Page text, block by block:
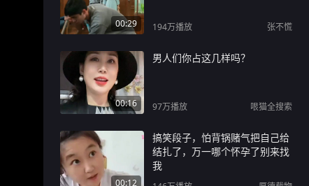
00:29 194万播放 张不慌
00:16
男人们你占这几样吗？
97万播放 哏猫全搜索
00:12
搞笑段子，怕背锅赌气把自己给
结扎了，万一哪个怀孕了别来找
我